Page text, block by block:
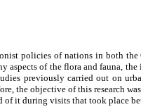
policies of nations in both
aspects of the flora and fauna,
previously carried out on
the objective of this research
of it during visits that took place